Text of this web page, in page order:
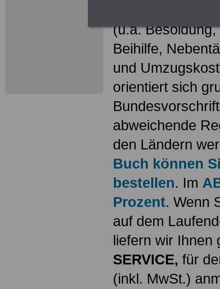
(u.a.
Beihilfe,
und
orientiert sich
abweichende
den Ländern
Buch können
bestellen. Im
Prozent. Wenn
auf dem
liefern wir
SERVICE, für
(inkl. MwSt.)